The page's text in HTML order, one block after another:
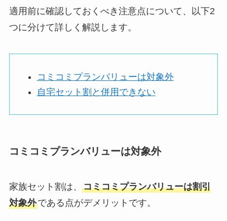
適用前に確認しておくべき注意点について、以下2
つに分けて詳しく解説します。
コミコミプランバリューは対象外
自宅セット割と併用できない
コミコミプランバリューは対象外
家族セット割は、 コミコミプランバリューは割引
対象外である点がデメリットです。